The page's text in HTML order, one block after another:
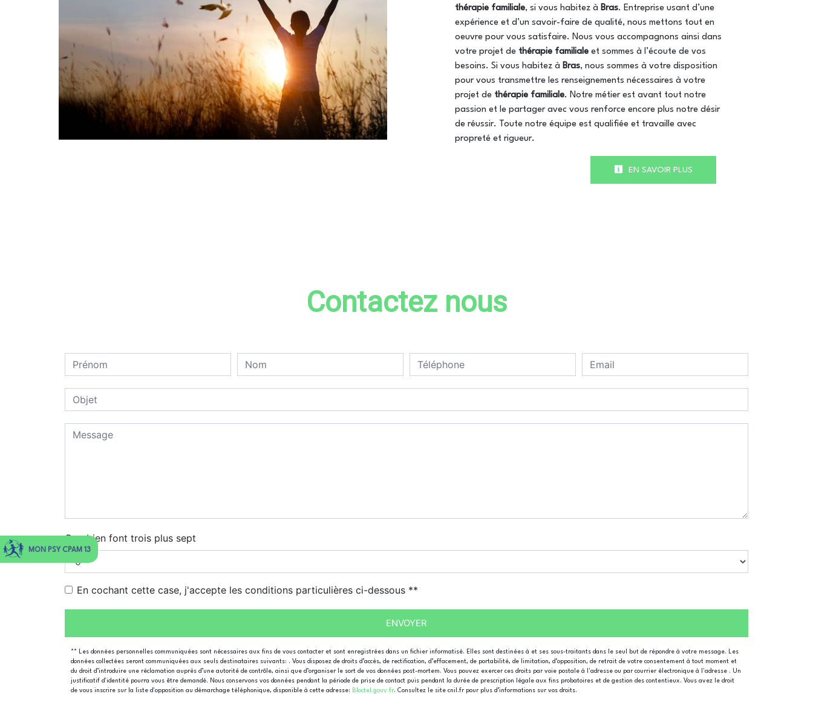
thérapie familiale, si vous habitez à Bras. Entreprise usant d’une
expérience et d’un savoir-faire de qualité, nous mettons tout en
oeuvre pour vous satisfaire. Nous vous accompagnons ainsi dans
votre projet de thérapie familiale et sommes à l’écoute de vos
besoins. Si vous habitez à Bras, nous sommes à votre disposition
pour vous transmettre les renseignements nécessaires à votre
projet de thérapie familiale. Notre métier est avant tout notre
passion et le partager avec vous renforce encore plus notre désir
de réussir. Toute notre équipe est qualifiée et travaille avec
propreté et rigueur.
EN SAVOIR PLUS
Contactez nous
Combien font trois plus sept
En cochant cette case, j'accepte les conditions particulières ci-dessous **
ENVOYER
** Les données personnelles communiquées sont nécessaires aux fins de vous contacter et sont enregistrées dans un fichier informatisé. Elles sont destinées à et ses sous-traitants dans le seul but de répondre à votre message. Les
données collectées seront communiquées aux seuls destinataires suivants: . Vous disposez de droits d’accès, de rectification, d’effacement, de portabilité, de limitation, d’opposition, de retrait de votre consentement à tout moment et
du droit d’introduire une réclamation auprès d’une autorité de contrôle, ainsi que d’organiser le sort de vos données post-mortem. Vous pouvez exercer ces droits par voie postale à l'adresse ou par courrier électronique à l'adresse . Un
justificatif d'identité pourra vous être demandé. Nous conservons vos données pendant la période de prise de contact puis pendant la durée de prescription légale aux fins probatoires et de gestion des contentieux. Vous avez le droit
de vous inscrire sur la liste d'opposition au démarchage téléphonique, disponible à cette adresse: Bloctel.gouv.fr. Consultez le site cnil.fr pour plus d’informations sur vos droits.
MON PSY CPAM 13